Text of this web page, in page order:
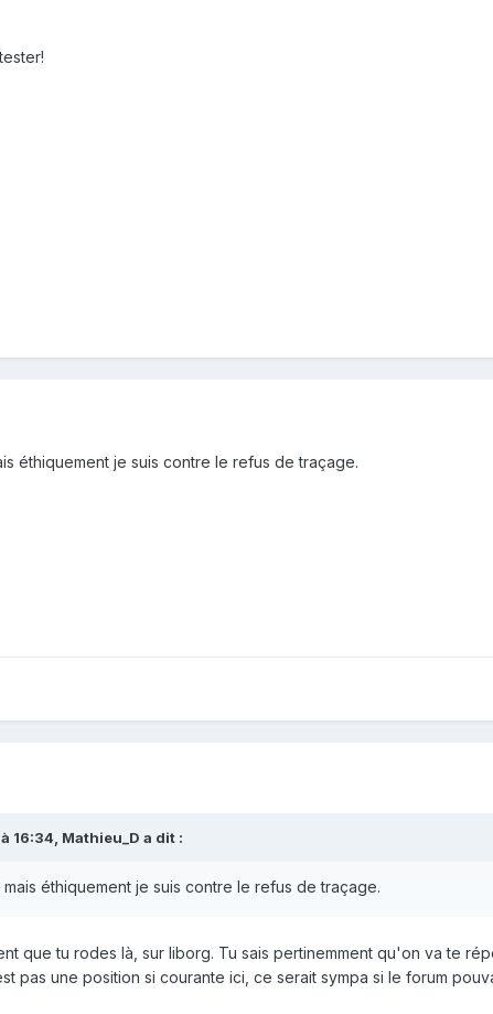
éthiquement je suis contre le refus de traçage.
16:34, Mathieu_D a dit :
éthiquement je suis contre le refus de traçage.
que tu rodes là, sur liborg. Tu sais pertinemment qu'on va te
pas une position si courante ici, ce serait sympa si le forum